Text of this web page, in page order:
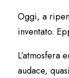
Oggi, a
inventato.
L’atmosfera
audace,